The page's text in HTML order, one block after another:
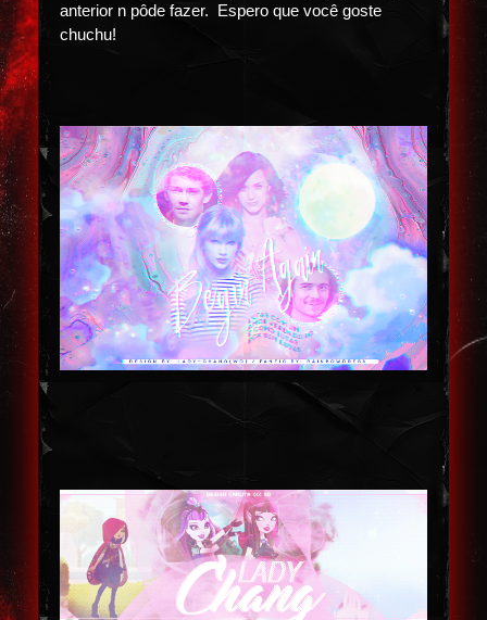
anterior n pôde fazer. Espero que você goste
chuchu!